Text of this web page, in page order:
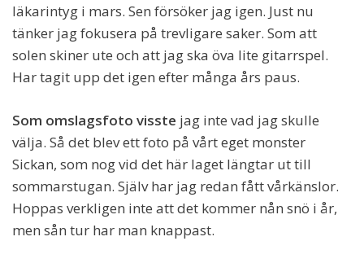
läkarintyg i mars. Sen försöker jag igen. Just nu
tänker jag fokusera på trevligare saker. Som att
solen skiner ute och att jag ska öva lite gitarrspel.
Har tagit upp det igen efter många års paus.
Som omslagsfoto visste jag inte vad jag skulle
välja. Så det blev ett foto på vårt eget monster
Sickan, som nog vid det här laget längtar ut till
sommarstugan. Själv har jag redan fått vårkänslor.
Hoppas verkligen inte att det kommer nån snö i år,
men sån tur har man knappast.